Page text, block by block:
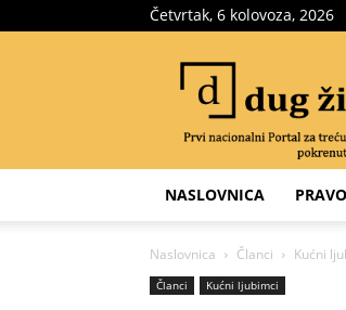
Četvrtak, 6 kolovoza, 2026
NASLOVNICA PRAVO
Naslovnica Članci Kućni
Članci Kućni ljubimci